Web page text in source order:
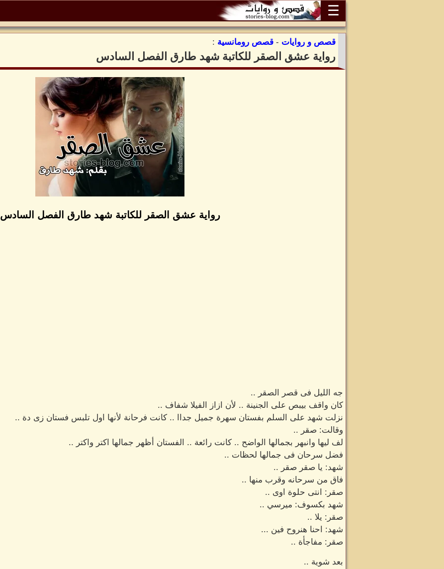
☰
قصص و روايات - قصص رومانسية :
رواية عشق الصقر للكاتبة شهد طارق الفصل السادس
رواية عشق الصقر للكاتبة شهد طارق الفصل السادس
جه الليل فى قصر الصقر ..
كان واقف بيبص على الجنينة .. لأن ازاز الفيلا شفاف ..
نزلت شهد على السلم بفستان سهرة جميل جداا .. كانت فرحانة لأنها اول تلبس فستان زى دة ..
وقالت: صقر ..
لف ليها وانبهر بجمالها الواضح .. كانت رائعة .. الفستان أظهر جمالها اكتر واكتر ..
فضل سرحان فى جمالها لحظات ..
شهد: يا صقر صقر ..
فاق من سرحانه وقرب منها ..
صقر: انتى حلوة اوى ..
شهد بكسوف: ميرسي ..
صقر: يلا ..
شهد: احنا هنروح فين ...
صقر: مفاجأة ..
بعد شوية ..